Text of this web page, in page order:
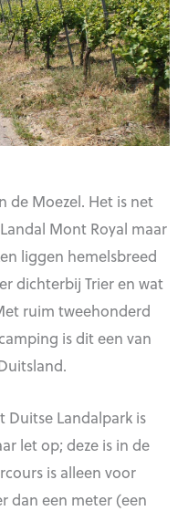
de Moezel. Het is net
Mont Royal maar
liggen hemelsbreed
dichterbij Trier en wat
ruim tweehonderd
is dit een van
Duitse Landalpark is
let op; deze is in de
is alleen voor
dan een meter (een